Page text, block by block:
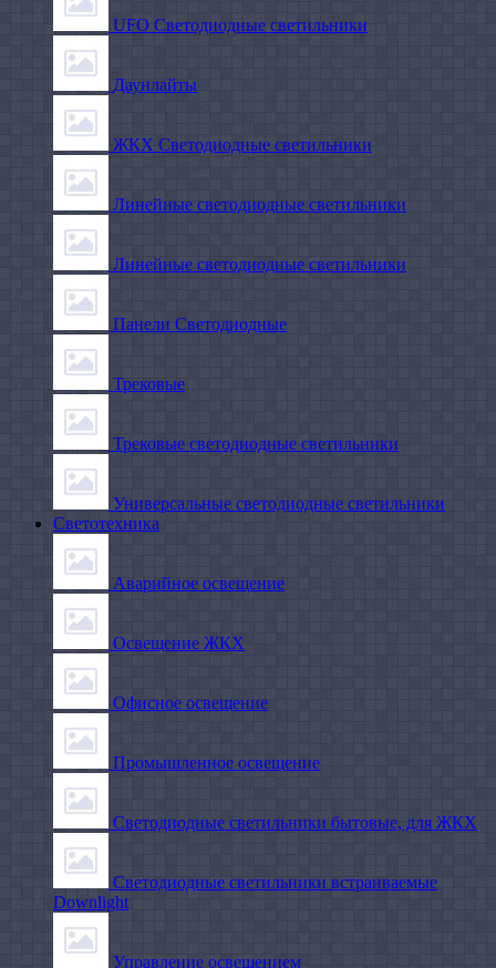
UFO Светодиодные светильники
Даунлайты
ЖКХ Светодиодные светильники
Линейные светодиодные светильники
Линейные светодиодные светильники
Панели Светодиодные
Трековые
Трековые светодиодные светильники
Универсальные светодиодные светильники
Светотехника
Аварийное освещение
Освещение ЖКХ
Офисное освещение
Промышленное освещение
Светодиодные светильники бытовые, для ЖКХ
Светодиодные светильники встраиваемые
Downlight
Управление освещением